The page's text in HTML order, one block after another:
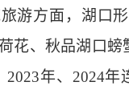
方面，湖口形
花、秋品湖口螃
2023年、2024年